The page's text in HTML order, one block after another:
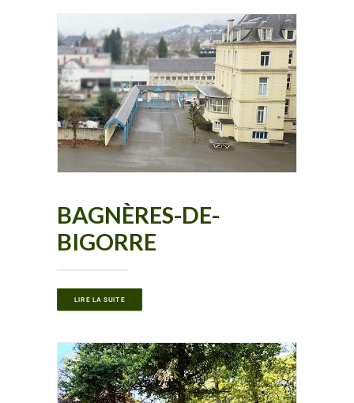
BAGNÈRES-DE-
BIGORRE
LIRE LA SUITE